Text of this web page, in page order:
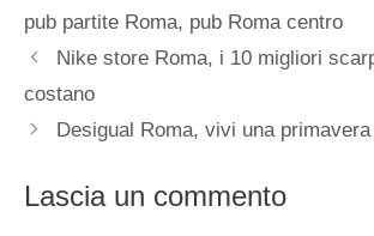
pub partite Roma, pub Roma centro
Nike store Roma, i 10 migliori
costano
Desigual Roma, vivi una
Lascia un commento